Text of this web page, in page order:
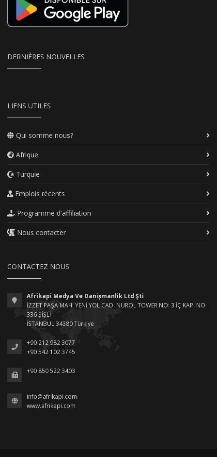
DERNIÈRES NOUVELLES
LIENS UTILES
Qui somme nous?
Afrique
Turquie
Emplois récents
Programme d'affiliation
Nous contacter
CONTACTEZ NOUS
Afrikapi Medya Ve Danişmanlik Ltd Şti
İZZET PAŞA MAH. YENİ YOL CAD. NUROL TOWER NO: 3 İÇ KAPI NO:
336 ŞİŞLİ
İSTANBUL 34380 Türkiye
+90 212 982 3077
+90 542 102 3745
+90 850 522 3403
info@afrikapi.com
www.afrikapi.com